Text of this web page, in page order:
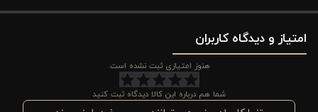
به راحتی با انواع سبک‌های دکوراسیون کلاسیک و مدرن هماهنگ
می‌شود. بسته‌بندی سبک و کم حجم آن، جابجایی و نگهداری را آسان
می‌کند. با انتخاب این روتختی، دوخت حرفه‌ای، پارچه نرم و با دوام و
جلوه لوکس را در اتاق خواب خود تجربه خواهید کرد و فضایی گرم، زیبا
امتیاز و دیدگاه کاربران
هنوز امتیازی ثبت نشده است.
شما هم درباره این کالا دیدگاه ثبت کنید